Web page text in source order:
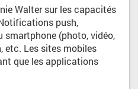
Walter sur les capacités
push,
(photo, vidéo,
etc. Les sites mobiles
que les applications